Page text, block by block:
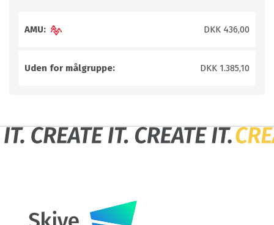
AMU: DKK 436,00
Uden for målgruppe: DKK 1.385,10